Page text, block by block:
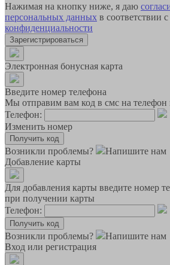
Нажимая на кнопку ниже, я даю
персональных данных в соответствии с
конфиденциальности
Зарегистрироваться
Электронная бонусная карта
Введите номер телефона
Мы отправим вам код в смс на
Телефон:
Изменить номер
Возникли проблемы?
Напишите нам
Добавление карты
Для добавления карты введите номер
при получении карты
Телефон:
Возникли проблемы?
Напишите нам
Вход или регистрация